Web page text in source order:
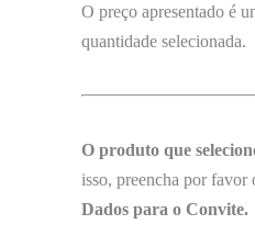
O preço apresentado é
quantidade selecionada.
O produto que
isso, preencha por favor
Dados para o Convite.